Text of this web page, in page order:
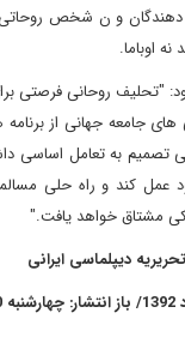
دهندگان و ن شخص
اوباما.
"تحلیف روحانی فرصتی
های جامعه جهانی از
تصمیم به تعامل اساسی
عمل کند و راه حلی
مشتاق خواهد یافت."
دیپلماسی ایرانی